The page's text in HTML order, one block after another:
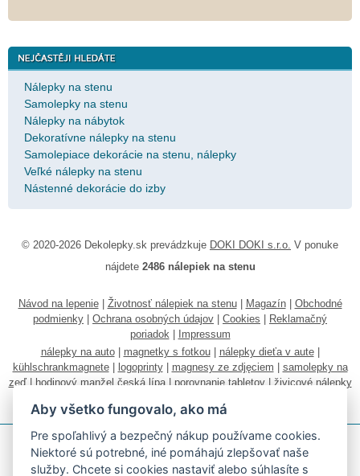
Nálepky na stenu
Samolepky na stenu
Nálepky na nábytok
Dekoratívne nálepky na stenu
Samolepiace dekorácie na stenu, nálepky
Veľké nálepky na stenu
Nástenné dekorácie do izby
© 2020-2026 Dekolepky.sk prevádzkuje DOKI DOKI s.r.o. V ponuke
nájdete 2486 nálepiek na stenu
Návod na lepenie| Životnosť nálepiek na stenu| Magazín| Obchodné
podmienky
Ochrana osobných údajov Cookies
Reklamačný
poriadok|
Impressum
nálepky na auto| magnetky s fotkou| nálepky dieťa v aute|
kühlschrankmagnete| logoprinty| magnesy ze zdjęciem
samolepky na
zeď| hodinový manžel česká lípa| porovnanie tabletov| živicové nálepky
Aby všetko fungovalo, ako má
Pre spoľahlivý a bezpečný nákup používame cookies.
Niektoré sú potrebné, iné pomáhajú zlepšovať naše
služby. Chcete sicookies nastaviť alebo súhlasíte s